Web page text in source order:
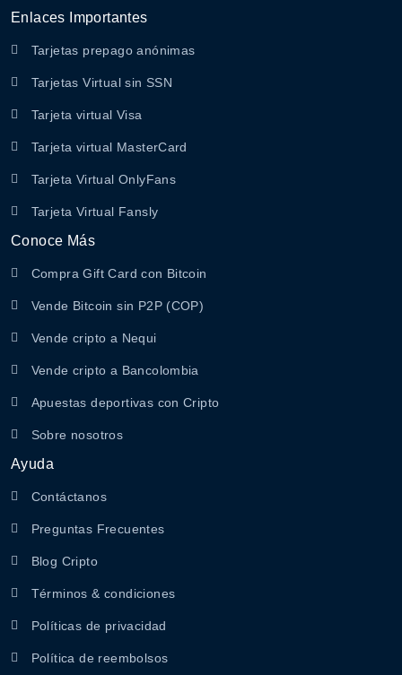
Enlaces Importantes
Tarjetas prepago anónimas
Tarjetas Virtual sin SSN
Tarjeta virtual Visa
Tarjeta virtual MasterCard
Tarjeta Virtual OnlyFans
Tarjeta Virtual Fansly
Conoce Más
Compra Gift Card con Bitcoin
Vende Bitcoin sin P2P (COP)
Vende cripto a Nequi
Vende cripto a Bancolombia
Apuestas deportivas con Cripto
Sobre nosotros
Ayuda
Contáctanos
Preguntas Frecuentes
Blog Cripto
Términos & condiciones
Políticas de privacidad
Política de reembolsos